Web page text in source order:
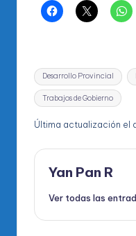
Etiquetas:
Desarrollo Provincial
Trabajos de Gobierno
Última actualización el
Yan Pan R
Ver todas las